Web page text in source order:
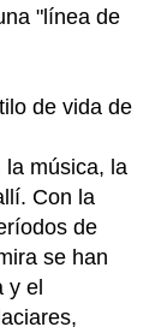
"línea de
de vida de
la música, la
Con la
de
se han
y el